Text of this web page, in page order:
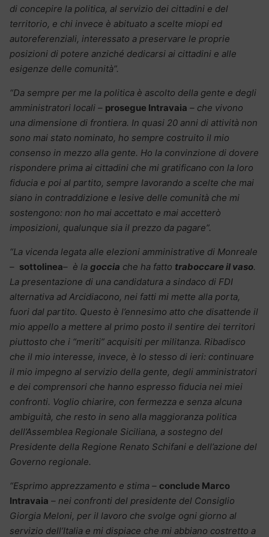
di concepire la politica, al servizio dei cittadini e del
territorio, e chi invece è abituato a scelte miopi ed
autoreferenziali, interessato a preservare le proprie
posizioni di potere anziché dedicarsi ai cittadini e alle
esigenze delle comunità”.
“Da sempre per me la politica è ascolto della gente e degli
amministratori locali – prosegue Intravaia – che vivono
una dimensione di frontiera. In quasi 20 anni di attività non
sono mai stato nominato, ho sempre costruito il mio
consenso in mezzo alla gente. Ho la convinzione di dovere
rispondere prima ai cittadini che mi gratificano con la loro
fiducia e poi al partito, sempre lavorando a scelte che mai
siano in contraddizione e lesive delle comunità che mi
sostengono: non ho mai accettato e mai accetterò
imposizioni, qualunque sia il prezzo da pagare”.
“La vicenda legata alle elezioni amministrative di Monreale
– sottolinea– è la goccia che ha fatto traboccare il vaso.
La presentazione di una candidatura a sindaco di FDI
alternativa ad Arcidiacono, nei fatti mi mette alla porta,
fuori dal partito. Questo è l’ennesimo atto che disattende il
mio appello a mettere al primo posto il sentire dei territori
piuttosto che i “meriti” acquisiti per militanza. Ribadisco
che il mio interesse, invece, è lo stesso di ieri: continuare
il mio impegno al servizio della gente, degli amministratori
e dei comprensori che hanno espresso fiducia nei miei
confronti. Voglio chiarire, con fermezza e senza alcuna
ambiguità, che resto in seno alla maggioranza politica
dell’Assemblea Regionale Siciliana, a sostegno del
Presidente della Regione Renato Schifani e dell’azione del
Governo regionale.
“Esprimo apprezzamento e stima – conclude Marco
Intravaia – nei confronti del presidente del Consiglio
Giorgia Meloni, per il lavoro che svolge ogni giorno al
servizio dell’Italia e mi dispiace che mi abbiano costretto a